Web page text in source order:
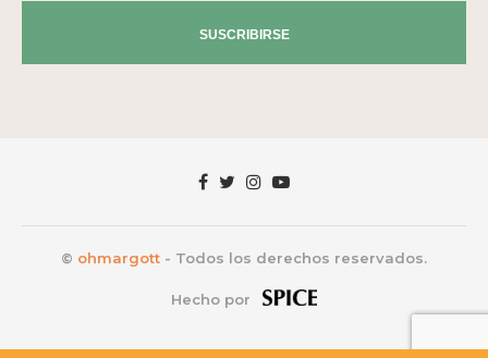
SUSCRIBIRSE
© ohmargott - Todos los derechos reservados.
Hecho por